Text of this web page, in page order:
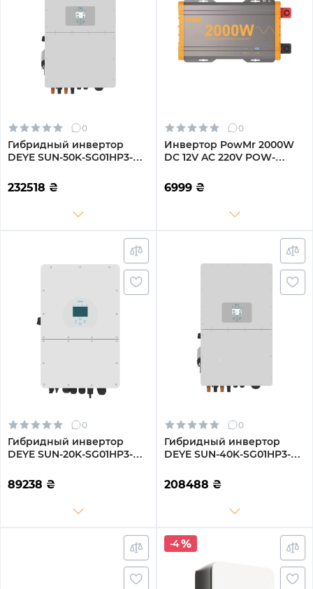
0
Гибридный инвертор
DEYE SUN-50K-SG01HP3-
232518 ₴
0
Инвертор PowMr 2000W
DC 12V AC 220V POW-
6999 ₴
0
Гибридный инвертор
DEYE SUN-20K-SG01HP3-
89238 ₴
0
Гибридный инвертор
DEYE SUN-40K-SG01HP3-
208488 ₴
-4